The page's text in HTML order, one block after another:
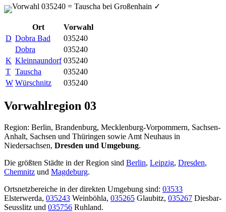
Vorwahl 035240 = Tauscha bei Großenhain ✓
Ort
Vorwahl
D Dobra Bad
035240
Dobra
035240
K Kleinnaundorf 035240
T Tauscha
035240
W Würschnitz 035240
Vorwahlregion 03
Region: Berlin, Brandenburg, Mecklenburg-Vorpommern, Sachsen-
Anhalt, Sachsen und Thüringen sowie Amt Neuhaus in
Niedersachsen, Dresden und Umgebung.
Die größten Städte in der Region sind Berlin, Leipzig, Dresden,
Chemnitz und Magdeburg.
Ortsnetzbereiche in der direkten Umgebung sind: 03533
Elsterwerda, 035243 Weinböhla, 035265 Glaubitz, 035267 Diesbar-
Seusslitz und 035756 Ruhland.